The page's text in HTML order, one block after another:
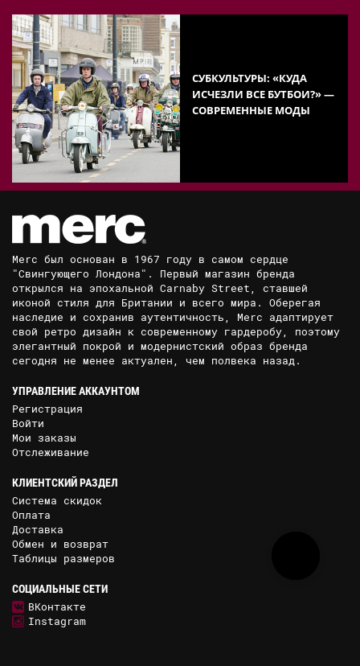
СУБКУЛЬТУРЫ: «КУДА
ИСЧЕЗЛИ ВСЕ БУТБОИ?» —
СОВРЕМЕННЫЕ МОДЫ
Merc был основан в 1967 году в самом сердце
"Свингующего Лондона". Первый магазин бренда
открылся на эпохальной Carnaby Street, ставшей
иконой стиля для Британии и всего мира. Оберегая
наследие и сохранив аутентичность, Merc адаптирует
свой ретро дизайн к современному гардеробу, поэтому
элегантный покрой и модернистский образ бренда
сегодня не менее актуален, чем полвека назад.
УПРАВЛЕНИЕ АККАУНТОМ
Регистрация
Войти
Мои заказы
Отслеживание
КЛИЕНТСКИЙ РАЗДЕЛ
Система скидок
Оплата
Доставка
Обмен и возврат
Таблицы размеров
СОЦИАЛЬНЫЕ СЕТИ
ВКонтакте
Instagram